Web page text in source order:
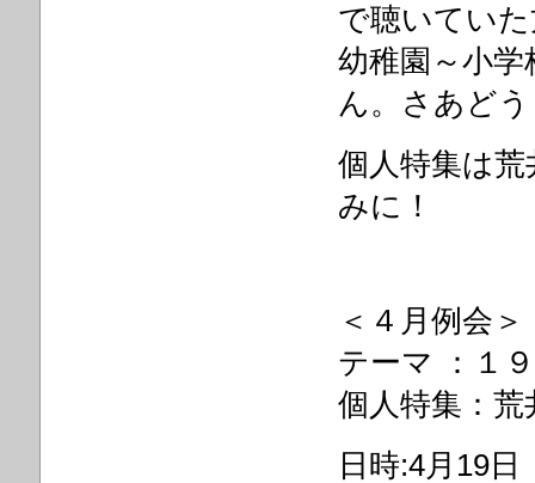
で聴いてい
幼稚園～小
ん。さあど
個人特集は
みに！
＜４月例会＞
テーマ ：１
個人特集：荒
日時:4月19日